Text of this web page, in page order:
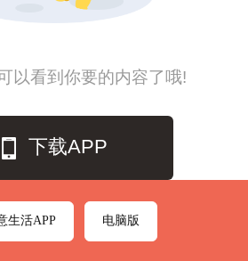
以看到你要的内容了哦!
下载APP
生活APP 电脑版